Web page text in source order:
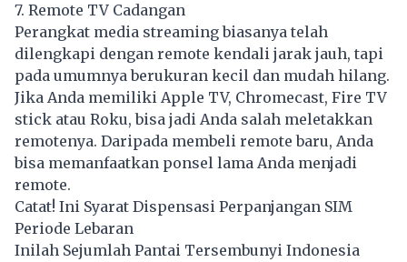
7. Remote TV Cadangan
Perangkat media streaming biasanya telah
dilengkapi dengan remote kendali jarak jauh, tapi
pada umumnya berukuran kecil dan mudah hilang.
Jika Anda memiliki Apple TV, Chromecast, Fire TV
stick atau Roku, bisa jadi Anda salah meletakkan
remotenya. Daripada membeli remote baru, Anda
bisa memanfaatkan ponsel lama Anda menjadi
remote.
Catat! Ini Syarat Dispensasi Perpanjangan SIM
Periode Lebaran
Inilah Sejumlah Pantai Tersembunyi Indonesia